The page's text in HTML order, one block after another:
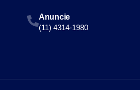
Anuncie
(11) 4314-1980